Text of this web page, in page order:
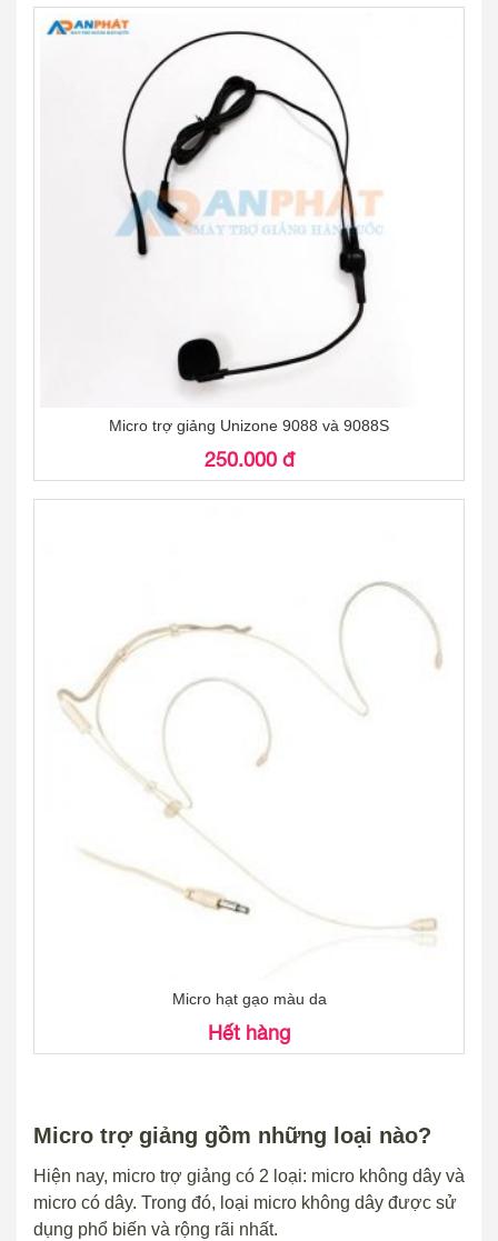
Micro trợ giảng Unizone 9088 và 9088S
250.000 đ
Micro hạt gạo màu da
Hết hàng
Micro trợ giảng gồm những loại nào?
Hiện nay, micro trợ giảng có 2 loại: micro không dây và
micro có dây. Trong đó, loại micro không dây được sử
dụng phổ biến và rộng rãi nhất.